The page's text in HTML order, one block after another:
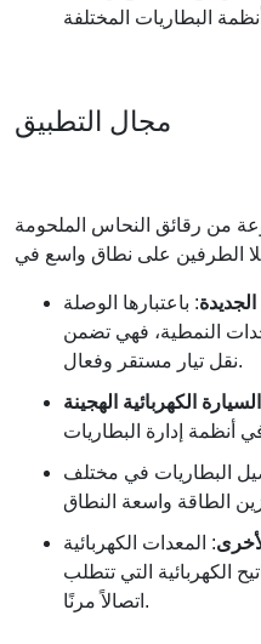
مجال التطبيق
من رقائق النحاس الملحومة
: باعتبارها الوصلة
النمطية، فهي تضمن
نقل تيار مستقر وفعال.
البطاريات في مختلف
: المعدات الكهربائية
الكهربائية التي تتطلب
اتصالاً مرنًا.